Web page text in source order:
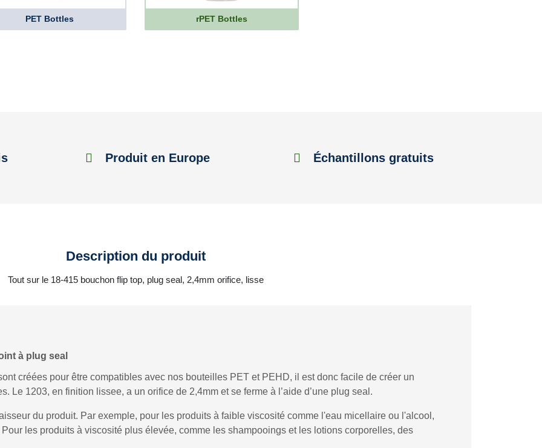
PET Bottles rPET Bottles
Produit en Europe Échantillons gratuits
Description du produit
Tout sur le 18-415 bouchon flip top, plug seal, 2,4mm orifice, lisse
à plug seal
créées pour être compatibles avec nos bouteilles PET et PEHD, il est donc facile de créer un
Le 1203, en finition lissee, a un orifice de 2,4mm et se ferme à l’aide d’une plug seal.
du produit. Par exemple, pour les produits à faible viscosité comme l'eau micellaire ou l'alcool,
les produits à viscosité plus élevée, comme les shampooings et les lotions corporelles, des